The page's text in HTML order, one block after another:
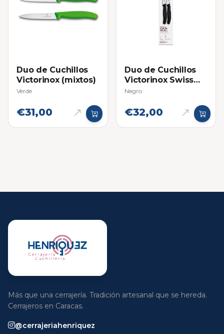
Duo de Cuchillos
Victorinox (mixtos)
Verde
€31,00
Duo de Cuchillos
Victorinox Swiss
Classic para
Negros
Negro
€32,00
Más que una cerrajería. Tradición artesanal que se hereda.
Cerrajeros en Caracas.
@cerrajeriahenriquez